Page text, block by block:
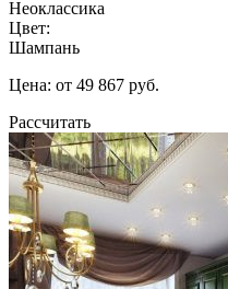
Неоклассика
Цвет:
Шампань
Цена: от 49 867 руб.
Рассчитать